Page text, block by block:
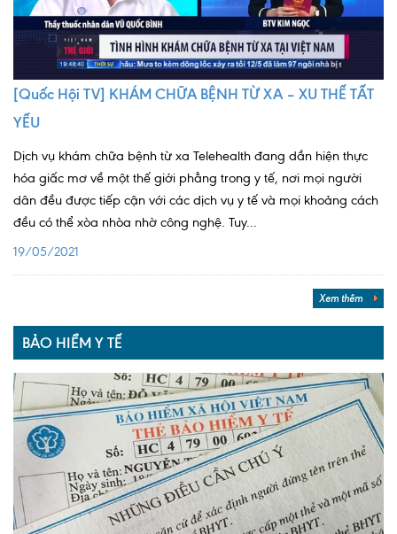
[Quốc Hội TV] KHÁM CHỮA BỆNH TỪ XA – XU THẾ TẤT
YẾU
Dịch vụ khám chữa bệnh từ xa Telehealth đang dần hiện thực
hóa giấc mơ về một thế giới phẳng trong y tế, nơi mọi người
dân đều được tiếp cận với các dịch vụ y tế và mọi khoảng cách
đều có thể xòa nhòa nhờ công nghệ. Tuy...
19/05/2021
Xem thêm
BẢO HIỂM Y TẾ